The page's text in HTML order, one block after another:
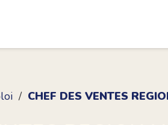
CHEF DES VENTES